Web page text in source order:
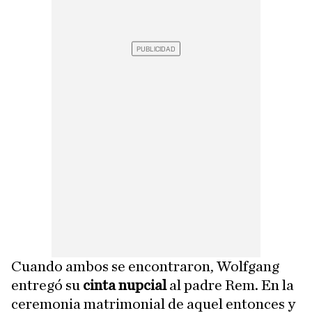
Cuando ambos se encontraron, Wolfgang
entregó su cinta nupcialal padre Rem. En la
ceremonia matrimonial de aquel entonces y